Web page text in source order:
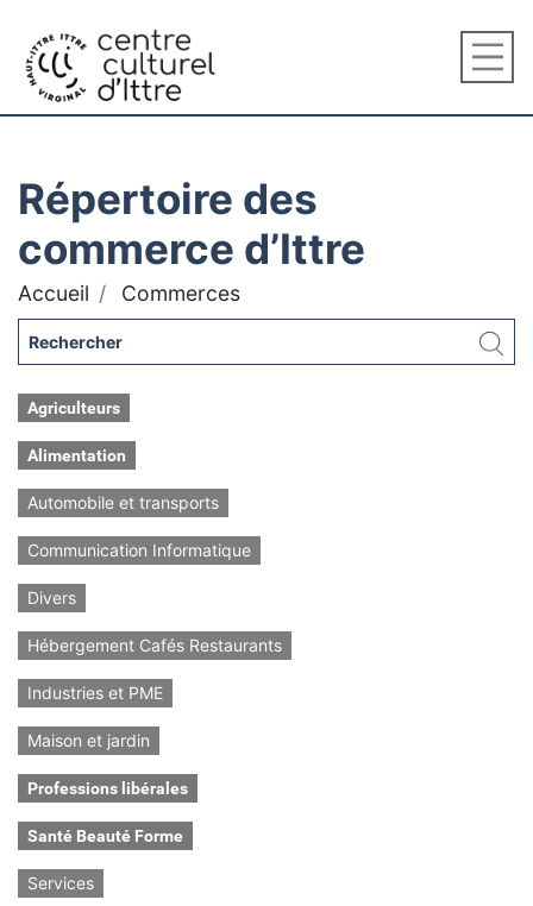
Répertoire des
commerce d’Ittre
Accueil Commerces
Agriculteurs
Alimentation
Automobile et transports
Communication Informatique
Divers
Hébergement Cafés Restaurants
Industries et PME
Maison et jardin
Professions libérales
Santé Beauté Forme
Services